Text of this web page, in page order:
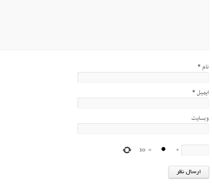
نام*
ایمیل*
وبسایت
+
=
10